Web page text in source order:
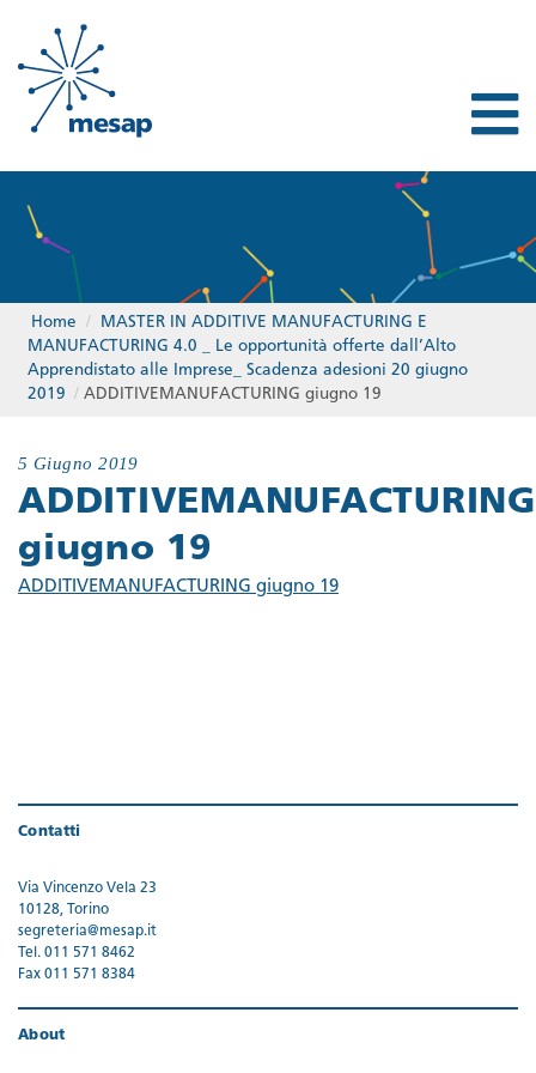
Home /
MASTER IN ADDITIVE MANUFACTURING E
MANUFACTURING 4.0 _ Le opportunità offerte dall’Alto
Apprendistato alle Imprese_ Scadenza adesioni 20 giugno
2019
/ADDITIVEMANUFACTURING giugno 19
5 Giugno 2019
ADDITIVEMANUFACTURING
giugno 19
ADDITIVEMANUFACTURING giugno 19
Contatti
Via Vincenzo Vela 23
10128, Torino
segreteria@mesap.it
Tel. 011 571 8462
Fax 011 571 8384
About